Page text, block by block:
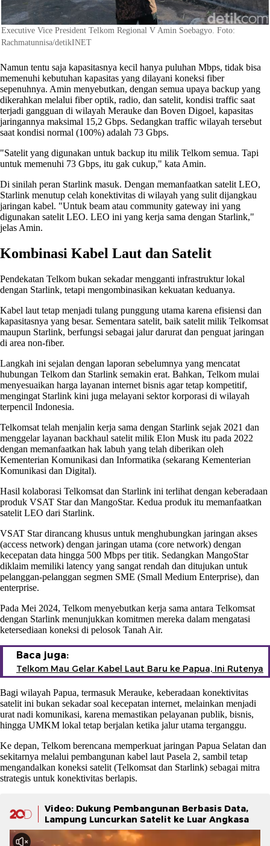
Executive Vice President Telkom Regional V Amin Soebagyo. Foto:
Rachmatunnisa/detikINET
Namun tentu saja kapasitasnya kecil hanya puluhan Mbps, tidak bisa
memenuhi kebutuhan kapasitas yang dilayani koneksi fiber
sepenuhnya. Amin menyebutkan, dengan semua upaya backup yang
dikerahkan melalui fiber optik, radio, dan satelit, kondisi traffic saat
terjadi gangguan di wilayah Merauke dan Boven Digoel, kapasitas
jaringannya maksimal 15,2 Gbps. Sedangkan traffic wilayah tersebut
saat kondisi normal (100%) adalah 73 Gbps.
"Satelit yang digunakan untuk backup itu milik Telkom semua. Tapi
untuk memenuhi 73 Gbps, itu gak cukup," kata Amin.
Di sinilah peran Starlink masuk. Dengan memanfaatkan satelit LEO,
Starlink menutup celah konektivitas di wilayah yang sulit dijangkau
jaringan kabel. "Untuk beam atau community gateway ini yang
digunakan satelit LEO. LEO ini yang kerja sama dengan Starlink,"
jelas Amin.
Kombinasi Kabel Laut dan Satelit
Pendekatan Telkom bukan sekadar mengganti infrastruktur lokal
dengan Starlink, tetapi mengombinasikan kekuatan keduanya.
Kabel laut tetap menjadi tulang punggung utama karena efisiensi dan
kapasitasnya yang besar. Sementara satelit, baik satelit milik Telkomsat
maupun Starlink, berfungsi sebagai jalur darurat dan penguat jaringan
di area non-fiber.
Langkah ini sejalan dengan laporan sebelumnya yang mencatat
hubungan Telkom dan Starlink semakin erat. Bahkan, Telkom mulai
menyesuaikan harga layanan internet bisnis agar tetap kompetitif,
mengingat Starlink kini juga melayani sektor korporasi di wilayah
terpencil Indonesia.
Telkomsat telah menjalin kerja sama dengan Starlink sejak 2021 dan
menggelar layanan backhaul satelit milik Elon Musk itu pada 2022
dengan memanfaatkan hak labuh yang telah diberikan oleh
Kementerian Komunikasi dan Informatika (sekarang Kementerian
Komunikasi dan Digital).
Hasil kolaborasi Telkomsat dan Starlink ini terlihat dengan keberadaan
produk VSAT Star dan MangoStar. Kedua produk itu memanfaatkan
satelit LEO dari Starlink.
VSAT Star dirancang khusus untuk menghubungkan jaringan akses
(access network) dengan jaringan utama (core network) dengan
kecepatan data hingga 500 Mbps per titik. Sedangkan MangoStar
diklaim memiliki latency yang sangat rendah dan ditujukan untuk
pelanggan-pelanggan segmen SME (Small Medium Enterprise), dan
enterprise.
Pada Mei 2024, Telkom menyebutkan kerja sama antara Telkomsat
dengan Starlink menunjukkan komitmen mereka dalam mengatasi
ketersediaan koneksi di pelosok Tanah Air.
Baca juga:
Telkom Mau Gelar Kabel Laut Baru ke Papua, Ini Rutenya
Bagi wilayah Papua, termasuk Merauke, keberadaan konektivitas
satelit ini bukan sekadar soal kecepatan internet, melainkan menjadi
urat nadi komunikasi, karena memastikan pelayanan publik, bisnis,
hingga UMKM lokal tetap berjalan ketika jalur utama terganggu.
Ke depan, Telkom berencana memperkuat jaringan Papua Selatan dan
sekitarnya melalui pembangunan kabel laut Pasela 2, sambil tetap
mengandalkan koneksi satelit (Telkomsat dan Starlink) sebagai mitra
strategis untuk konektivitas berlapis.
Video: Dukung Pembangunan Berbasis Data,
Lampung Luncurkan Satelit ke Luar Angkasa